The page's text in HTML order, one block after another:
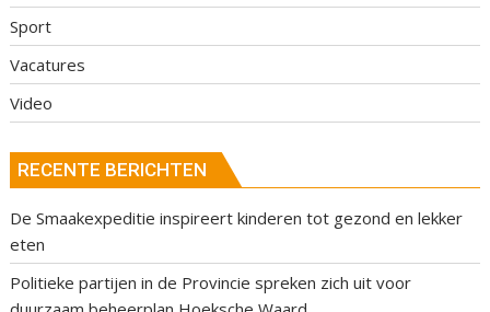
Sport
Vacatures
Video
RECENTE BERICHTEN
De Smaakexpeditie inspireert kinderen tot gezond en lekker
eten
Politieke partijen in de Provincie spreken zich uit voor